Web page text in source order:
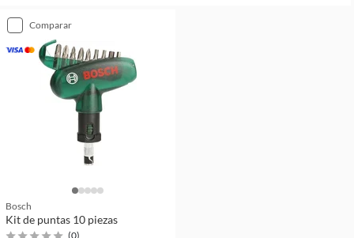
comparar
Bosch
Kit de puntas 10 piezas
(0)